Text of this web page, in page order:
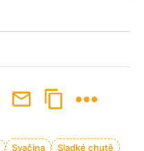
Svačina Sladké chutě